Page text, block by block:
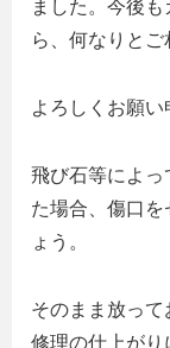
ました。今後
ら、何なりとご
よろしくお願い
飛び石等によっ
た場合、傷口
ょう。
そのまま放って
修理の仕上がり